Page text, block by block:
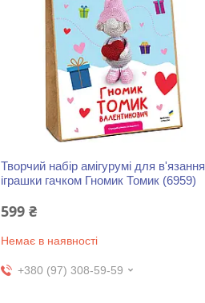
Творчий набір амігурумі для в'язання
іграшки гачком Гномик Томик (6959)
599 ₴
Немає в наявності
+380 (97) 308-59-59